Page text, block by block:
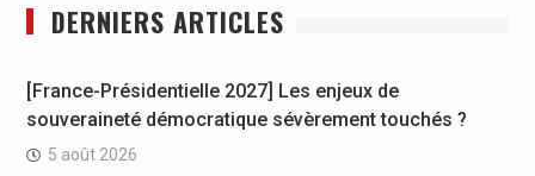
DERNIERS ARTICLES
[France-Présidentielle 2027] Les enjeux de
souveraineté démocratique sévèrement touchés ?
5 août 2026